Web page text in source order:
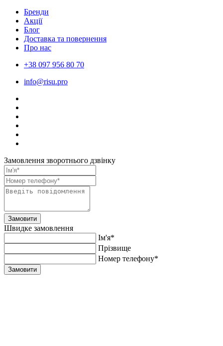
Бренди
Акції
Блог
Доставка та повернення
Про нас
+38 097 956 80 70
info@risu.pro
Замовлення зворотнього дзвінку
Замовити
Швидке замовлення
Ім'я*
Прiзвище
Номер телефону*